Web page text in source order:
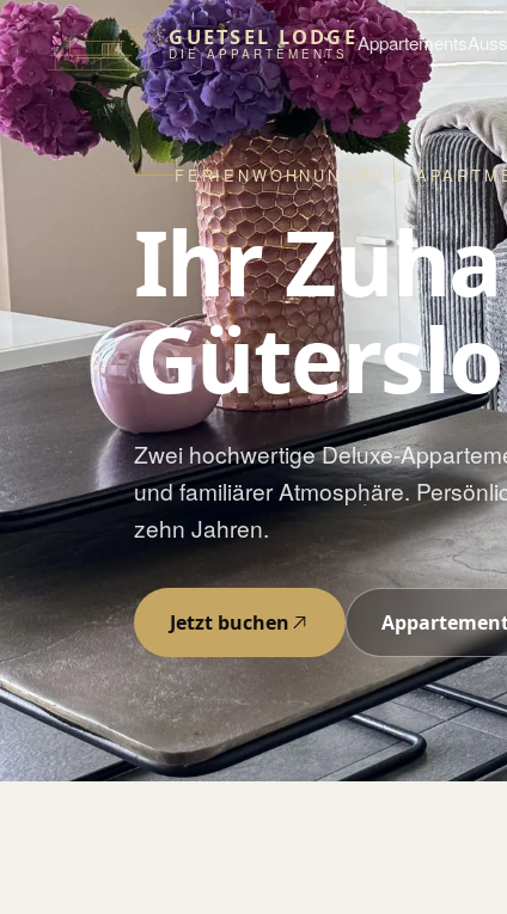
GUETSEL LODGE
DIE APPARTEMENTS Appartements
FERIENWOHNUNGEN &
Ihr
Zwei hochwertige Deluxe-
und familiärer Atmosphäre.
zehn Jahren.
Jetzt buchen